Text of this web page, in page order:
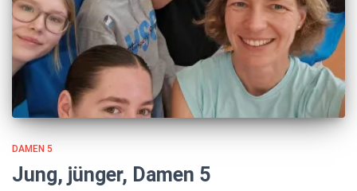
DAMEN 5
Jung, jünger, Damen 5